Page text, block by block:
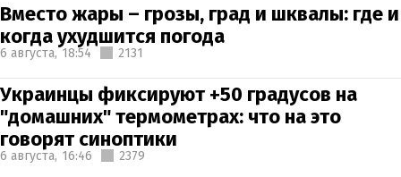
Вместо жары – грозы, град и шквалы: где и
когда ухудшится погода
6 августа, 18:54 2131
Украинцы фиксируют +50 градусов на
"домашних" термометрах: что на это
говорят синоптики
6 августа, 16:46 2379